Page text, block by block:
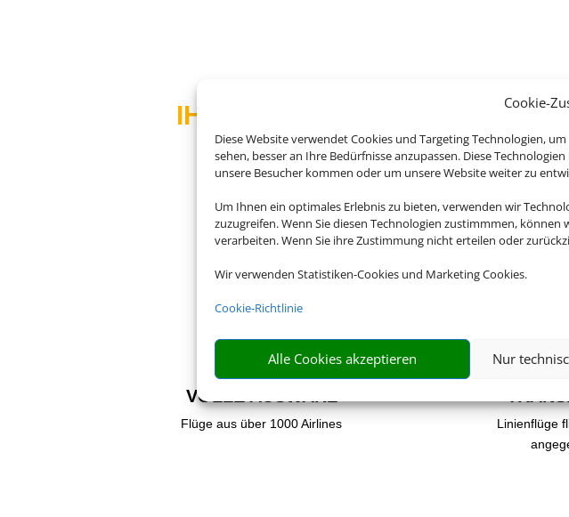
Cookie-
Diese Website verwendet Cookies und Targeting Technologien,
sehen, besser an Ihre Bedürfnisse anzupassen. Diese
unsere Besucher kommen oder um unsere Website weiter zu
Um Ihnen ein optimales Erlebnis zu bieten, verwenden wir
zuzugreifen. Wenn Sie diesen Technologien zustimmmen,
verarbeiten. Wenn Sie ihre Zustimmung nicht erteilen oder
Wir verwenden Statistiken-Cookies und Marketing Cookies.
Cookie-Richtlinie
Alle Cookies akzeptieren Nur
IHR FLUG-EXPERTE FÜR
Egal wohin die Reise gehen soll – wir haben
jetzt von

VOLLE AUSWAHL
Flüge aus über 1000 Airlines
Linienflüge